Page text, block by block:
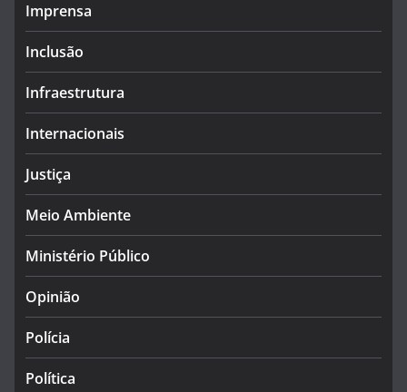
Imprensa
Inclusão
Infraestrutura
Internacionais
Justiça
Meio Ambiente
Ministério Público
Opinião
Polícia
Política